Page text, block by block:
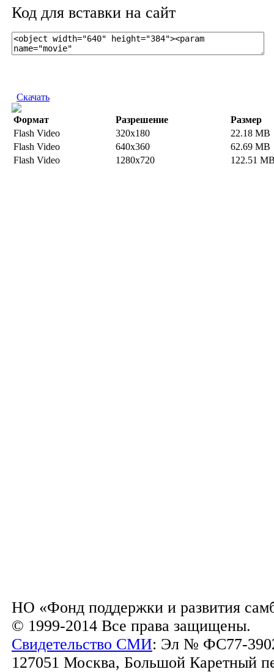
Код для вставки на сайт
Скачать
Формат Разрешение
Размер
Flash Video
320x180
22.18 MB
Flash Video
640x360
62.69 MB
Flash Video
1280x720 122.51
НО «Фонд поддержки и развития
© 1999-2014 Все права защищены.
Свидетельство СМИ: Эл № ФС77-
127051 Москва, Большой Каретный